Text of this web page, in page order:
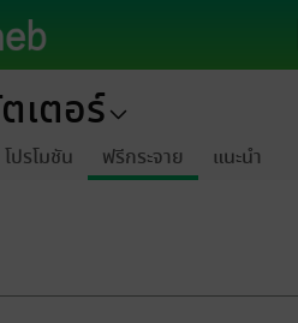
เตอร์
โปรโมชัน ฟรีกระจาย แนะนำ